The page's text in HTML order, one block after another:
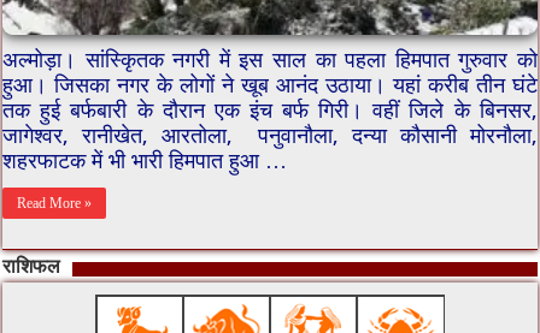
अल्मोड़ा। सांस्कृितक नगरी में इस साल का पहला हिमपात गुरुवार को
हुआ। जिसका नगर के लोगों ने खूब आनंद उठाया। यहां करीब तीन घंटे
तक हुई बर्फबारी के दौरान एक इंच बर्फ गिरी। वहीं जिले के बिनसर,
जागेश्वर, रानीखेत, आरतोला, पनुवानौला, दन्या कौसानी मोरनौला,
शहरफाटक में भी भारी हिमपात हुआ …
Read More »
राशिफल